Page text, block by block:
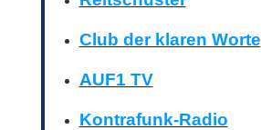
Club der klaren Worte
AUF1 TV
Kontrafunk-Radio